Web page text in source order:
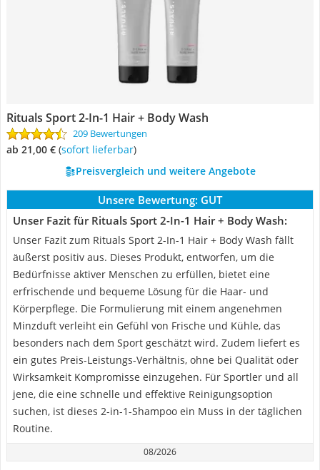
Rituals Sport 2-In-1 Hair + Body Wash
209 Bewertungen
ab 21,00 € ( Sofort lieferbar)
Preisvergleich und weitere Angebote
Unsere Bewertung: GUT
Unser Fazit für Rituals Sport 2-In-1 Hair + Body Wash:
Unser Fazit zum Rituals Sport 2-In-1 Hair + Body Wash fällt
äußerst positiv aus. Dieses Produkt, entworfen, um die
Bedürfnisse aktiver Menschen zu erfüllen, bietet eine
erfrischende und bequeme Lösung für die Haar- und
Körperpflege. Die Formulierung mit einem angenehmen
Minzduft verleiht ein Gefühl von Frische und Kühle, das
besonders nach dem Sport geschätzt wird. Zudem liefert es
ein gutes Preis-Leistungs-Verhältnis, ohne bei Qualität oder
Wirksamkeit Kompromisse einzugehen. Für Sportler und all
jene, die eine schnelle und effektive Reinigungsoption
suchen, ist dieses 2-in-1-Shampoo ein Muss in der täglichen
Routine.
08/2026